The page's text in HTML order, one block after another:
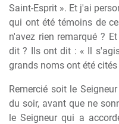
Saint-Esprit ». Et j'ai
qui ont été témoins de
n'avez rien remarqué ?
dit ? Ils ont dit : « Il
grands noms ont été cités
Remercié soit le
du soir, avant que ne
le Seigneur qui a